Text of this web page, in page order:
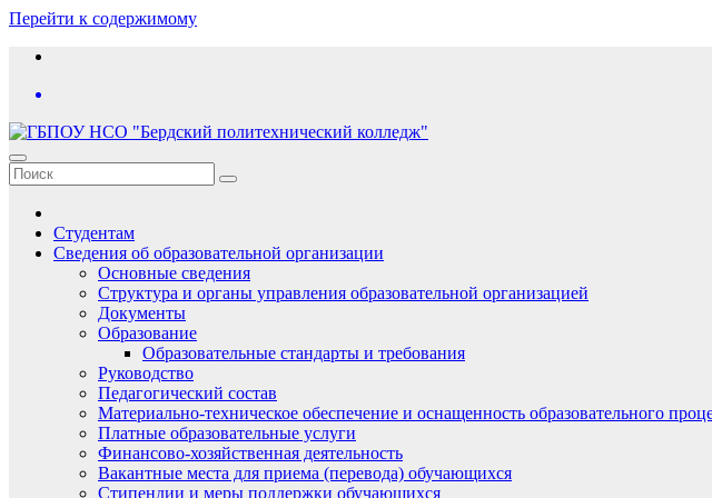
Перейти к содержимому
Студентам
Сведения об образовательной организации
Основные сведения
Структура и органы управления образовательной организацией
Документы
Образование
Образовательные стандарты и требования
Руководство
Педагогический состав
Материально-техническое обеспечение и оснащенность образовательного
Платные образовательные услуги
Финансово-хозяйственная деятельность
Вакантные места для приема (перевода) обучающихся
Стипендии и меры поддержки обучающихся